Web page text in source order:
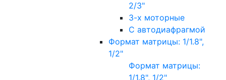
2/3"
3-х моторные
С автодиафрагмой
Формат матрицы: 1/1.8",
1/2"
Формат матрицы:
1/1.8", 1/2"